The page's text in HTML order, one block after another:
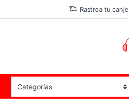
Rastrea tu canje